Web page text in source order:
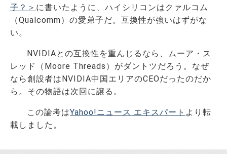
子？＞ に書いたように、ハイシリコンはクァルコム
（Qualcomm）の愛弟子だ。互換性が強いはずがな
い。
NVIDIAとの互換性を重んじるなら、ムーア・ス
レッド（Moore Threads）がダントツだろう。なぜ
なら創設者はNVIDIA中国エリアのCEOだったのだか
ら。その物語は次回に譲る。
この論考はYahoo!ニュース エキスパート より転
載しました。